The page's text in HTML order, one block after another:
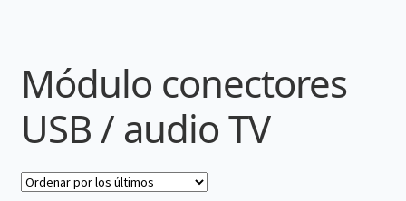
Módulo conectores
USB / audio TV